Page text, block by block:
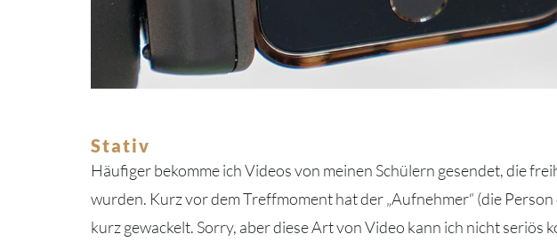
Stativ
Häufiger bekomme ich Videos von meinen Schülern gesendet, die
wurden. Kurz vor dem Treffmoment hat der „Aufnehmer“ (die
kurz gewackelt. Sorry, aber diese Art von Video kann ich nicht seriös